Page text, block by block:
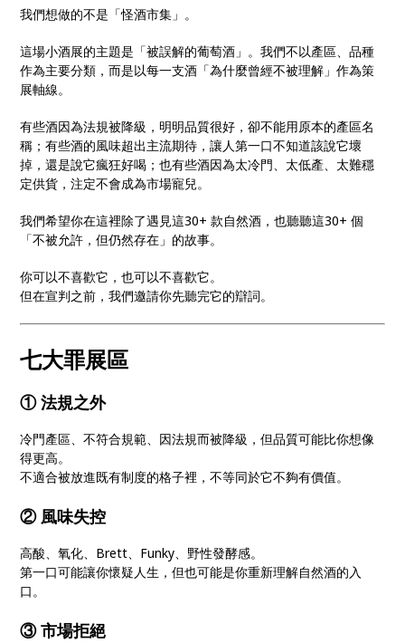
我們想做的不是「怪酒市集」。
這場小酒展的主題是「被誤解的葡萄酒」。我們不以產區、品種
作為主要分類，而是以每一支酒「為什麼曾經不被理解」作為策
展軸線。
有些酒因為法規被降級，明明品質很好，卻不能用原本的產區名
稱；有些酒的風味超出主流期待，讓人第一口不知道該說它壞
掉，還是說它瘋狂好喝；也有些酒因為太冷門、太低產、太難穩
定供貨，注定不會成為市場寵兒。
我們希望你在這裡除了遇見這30+ 款自然酒，也聽聽這30+ 個
「不被允許，但仍然存在」的故事。
你可以不喜歡它，也可以不喜歡它。
但在宣判之前，我們邀請你先聽完它的辯詞。
七大罪展區
① 法規之外
冷門產區、不符合規範、因法規而被降級，但品質可能比你想像
得更高。
不適合被放進既有制度的格子裡，不等同於它不夠有價值。
② 風味失控
高酸、氧化、Brett、Funky、野性發酵感。
第一口可能讓你懷疑人生，但也可能是你重新理解自然酒的入
口。
③ 市場拒絕